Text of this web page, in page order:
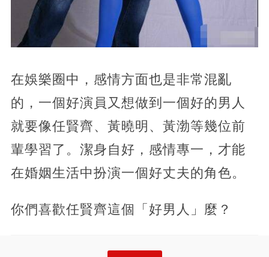
在娛樂圈中，感情方面也是非常混亂
的，一個好演員又想做到一個好的男人
就要像任賢齊、黃曉明、黃渤等幾位前
輩學習了。潔身自好，感情專一，才能
在婚姻生活中扮演一個好丈夫的角色。
你們喜歡任賢齊這個「好男人」麼？